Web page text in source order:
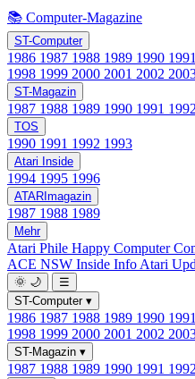
📚 Computer-Magazine
ST-Computer
1986 1987 1988 1989 1990 1991
1998 1999 2000 2001 2002
ST-Magazin
1987 1988 1989 1990 1991 1992
TOS
1990 1991 1992 1993
Atari Inside
1994 1995 1996
ATARImagazin
1987 1988 1989
Mehr
Atari Phile Happy Computer
ACE NSW Inside Info Atari
🌞 🌙
☰
ST-Computer ▾
1986 1987 1988 1989 1990 1991
1998 1999 2000 2001 2002
ST-Magazin ▾
1987 1988 1989 1990 1991 1992